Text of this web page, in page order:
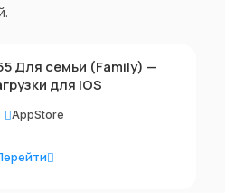
Для семьи (Family) —
для iOS
AppStore